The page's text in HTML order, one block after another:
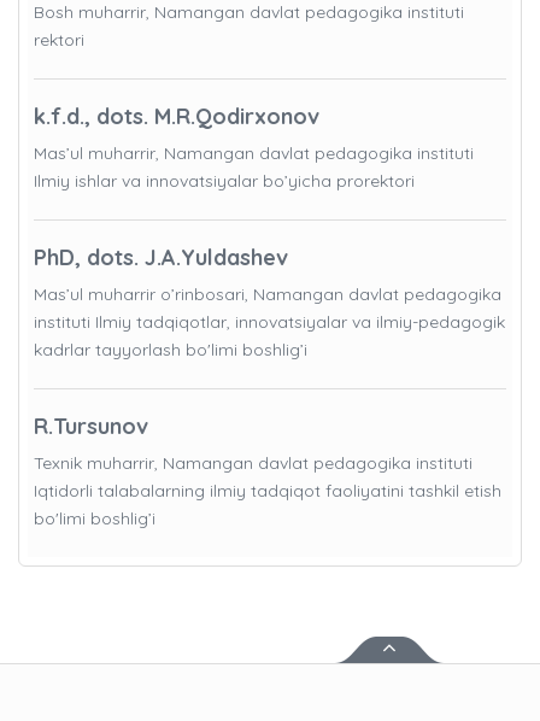
Bosh muharrir, Namangan davlat pedagogika instituti
rektori
k.f.d., dots. M.R.Qodirxonov
Mas’ul muharrir, Namangan davlat pedagogika instituti
Ilmiy ishlar va innovatsiyalar bo’yicha prorektori
PhD, dots. J.A.Yuldashev
Mas’ul muharrir o’rinbosari, Namangan davlat pedagogika
instituti Ilmiy tadqiqotlar, innovatsiyalar va ilmiy-pedagogik
kadrlar tayyorlash bo'limi boshlig’i
R.Tursunov
Texnik muharrir, Namangan davlat pedagogika instituti
Iqtidorli talabalarning ilmiy tadqiqot faoliyatini tashkil etish
bo'limi boshlig’i